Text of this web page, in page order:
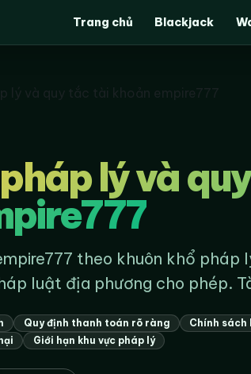
Trang chủ Blackjack
lý và
theo khuôn khổ pháp
luật địa phương cho phép.
Quy định thanh toán rõ ràng
Chính sách
Giới hạn khu vực pháp lý